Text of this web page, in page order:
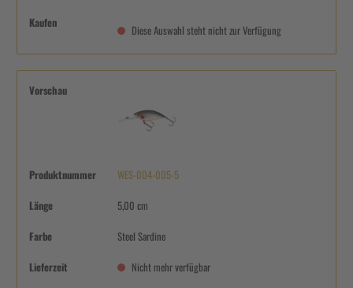
Kaufen
Diese Auswahl steht nicht zur Verfügung
Vorschau
Produktnummer WES-004-005-5
Länge 5,00 cm
Farbe Steel Sardine
Lieferzeit Nicht mehr verfügbar